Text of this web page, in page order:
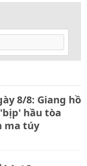
8/8: Giang hồ
hầu tòa
ma túy